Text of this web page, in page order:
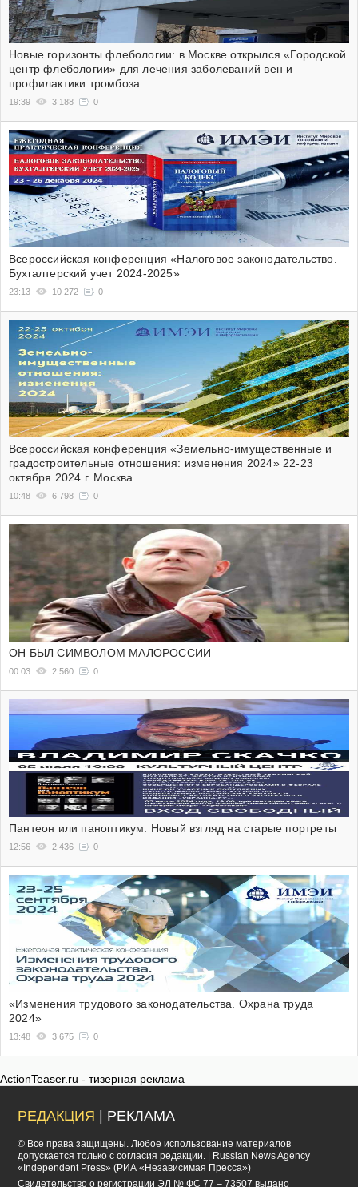
Новые горизонты флебологии: в Москве открылся «Городской
центр флебологии» для лечения заболеваний вен и
профилактики тромбоза
19:39 3 188 0
Всероссийская конференция «Налоговое законодательство.
Бухгалтерский учет 2024-2025»
23:13 10 272 0
Всероссийская конференция «Земельно-имущественные и
градостроительные отношения: изменения 2024» 22-23
октября 2024 г. Москва.
10:48 6 798 0
ОН БЫЛ СИМВОЛОМ МАЛОРОССИИ
00:03 2 560 0
Пантеон или паноптикум. Новый взгляд на старые портреты
12:56 2 436 0
«Изменения трудового законодательства. Охрана труда
2024»
13:48 3 675 0
ActionTeaser.ru - тизерная реклама
РЕДАКЦИЯ | РЕКЛАМА
© Все права защищены. Любое использование материалов
допускается только с согласия редакции. | Russian News Agency
«Independent Press» (РИА «Независимая Пресса»)
Cвидетельство о регистрации ЭЛ № ФС 77 – 73507 выдано